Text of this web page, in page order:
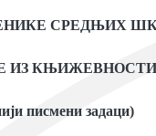
СРЕДЊИХ
ИЗ КЊИЖЕВНОСТИ
писмени задаци)